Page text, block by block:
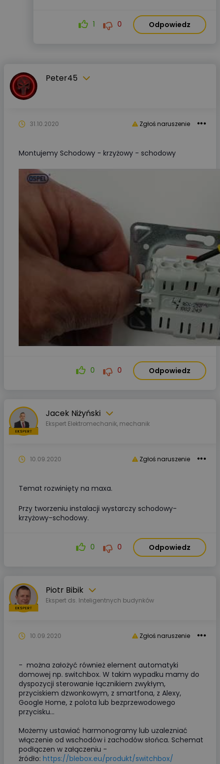
1 0 Odpowiedz
Peter45
Zgłoś naruszenie
31.10.2020
Montujemy Schodowy - krzyżowy - schodowy
0 0 Odpowiedz
Jacek Niżyński
Ekspert Elektromechanik, mechanik
Zgłoś naruszenie
10.09.2020
Temat rozwinięty na maxa.
Przy tworzeniu instalacji wystarczy schodowy-
krzyżowy-schodowy.
0 0 Odpowiedz
Piotr Bibik
Ekspert ds. Inteligentnych budynków
Zgłoś naruszenie
10.09.2020
- można założyć również element automatyki
domowej np. switchbox. W takim wypadku mamy do
dyspozycji sterowanie łącznikiem zwykłym,
przyciskiem dzwonkowym, z smartfona, z Alexy,
Google Home, z polota lub bezprzewodowego
przycisku...
Możemy ustawiać harmonogramy lub uzalezniać
włączenie od wschodów i zachodów słońca. Schemat
podłączen w załączeniu -
źródło: https://blebox.eu/produkt/switchbox/